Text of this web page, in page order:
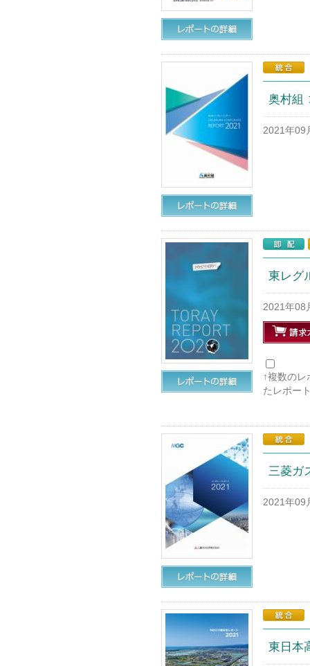
奥村組
2021年09
東レグ
2021年08
↑複数の
たレポー
三菱ガ
2021年09
東日本